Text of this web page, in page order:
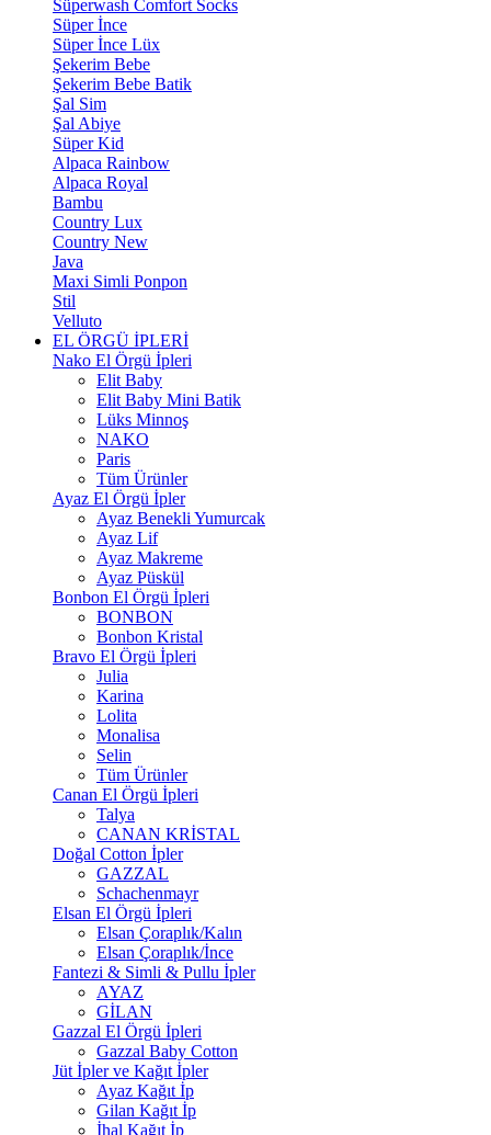
Süperwash Comfort Socks
Süper İnce
Süper İnce Lüx
Şekerim Bebe
Şekerim Bebe Batik
Şal Sim
Şal Abiye
Süper Kid
Alpaca Rainbow
Alpaca Royal
Bambu
Country Lux
Country New
Java
Maxi Simli Ponpon
Stil
Velluto
EL ÖRGÜ İPLERİ
Nako El Örgü İpleri
Elit Baby
Elit Baby Mini Batik
Lüks Minnoş
NAKO
Paris
Tüm Ürünler
Ayaz El Örgü İpler
Ayaz Benekli Yumurcak
Ayaz Lif
Ayaz Makreme
Ayaz Püskül
Bonbon El Örgü İpleri
BONBON
Bonbon Kristal
Bravo El Örgü İpleri
Julia
Karina
Lolita
Monalisa
Selin
Tüm Ürünler
Canan El Örgü İpleri
Talya
CANAN KRİSTAL
Doğal Cotton İpler
GAZZAL
Schachenmayr
Elsan El Örgü İpleri
Elsan Çoraplık/Kalın
Elsan Çoraplık/İnce
Fantezi & Simli & Pullu İpler
AYAZ
GİLAN
Gazzal El Örgü İpleri
Gazzal Baby Cotton
Jüt İpler ve Kağıt İpler
Ayaz Kağıt İp
Gilan Kağıt İp
İhal Kağıt İp